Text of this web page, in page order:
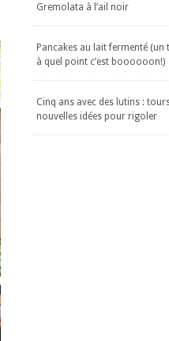
Gremolata à l’ail noir
Pancakes au lait fermenté (un
à quel point c’est boooooon!)
Cinq ans avec des lutins :
nouvelles idées pour rigoler